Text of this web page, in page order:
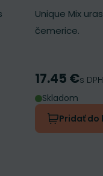
Unique Mix
čemerice.
Cena
17.45 €s DPH
Skladom
Pridať do